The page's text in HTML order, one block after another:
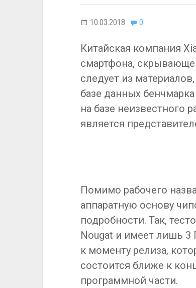
10.03.2018 0
Китайская компания
смартфона,
следует из
базе данных
на базе неизвестного
является
Помимо рабочего
аппаратную основу
подробности. Так,
Nougat и имеет лишь 3
к моменту релиза,
состоится ближе к
программной части.